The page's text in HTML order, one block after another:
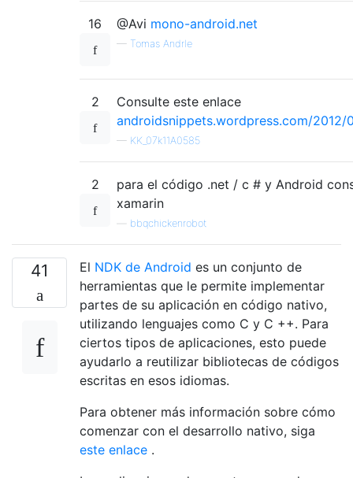
16 @Avi mono-android.net
— Tomas Andrle
2
Consulte este enlace
androidsnippets.wordpress.com/
— KK_07k11A0585
2
para el código .net / c # y Android
xamarin
bbqchickenrobot
41 El NDK de Android es un conjunto de
herramientas que le permite implementar
partes de su aplicación en código nativo,
utilizando lenguajes como C y C ++. Para
ciertos tipos de aplicaciones, esto puede
ayudarlo a reutilizar bibliotecas de códigos
escritas en esos idiomas.
Para obtener más información sobre cómo
comenzar con el desarrollo nativo, siga
este enlace .